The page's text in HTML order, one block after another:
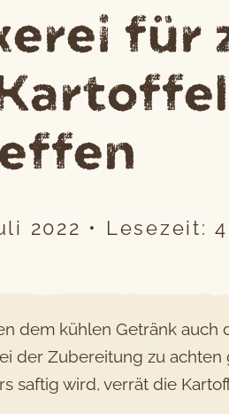
für
2022 • Lesezeit: 4
dem kühlen Getränk
der Zubereitung zu
saftig wird, verrät die